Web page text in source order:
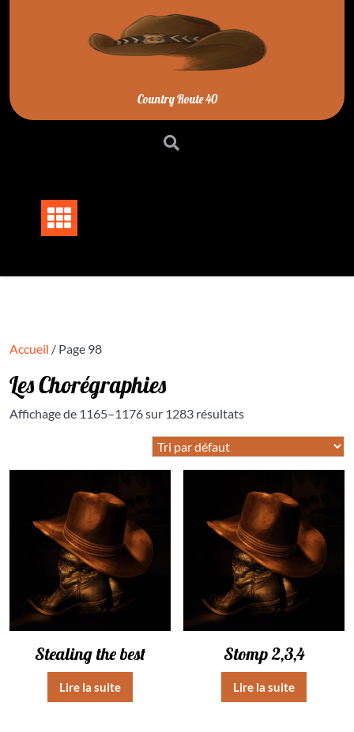
Country Route 40
Accueil / Page 98
Les Chorégraphies
Affichage de 1165–1176 sur 1283 résultats
Stealing the best
Lire la suite
Stomp 2,3,4
Lire la suite